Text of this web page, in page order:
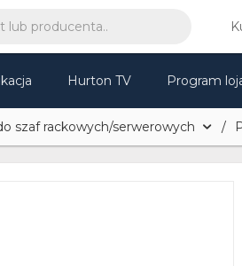
Hurton TV Program
szaf rackowych/serwerowych